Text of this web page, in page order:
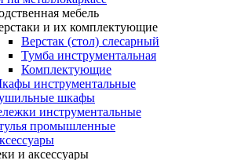
мебель
и их комплектующие
Верстак (стол) слесарный
Тумба инструментальная
Комплектующие
инструментальные
шкафы
инструментальные
промышленные
и аксессуары